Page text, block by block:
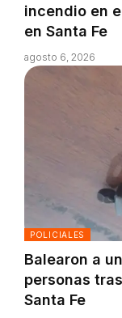
incendio en
en Santa Fe
agosto 6, 2026
POLICIALES
Balearon a
personas
Santa Fe